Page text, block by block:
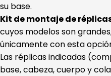
su base.
Kit de montaje de
cuyos modelos son
únicamente con esta
Las réplicas indicadas
base, cabeza, cuerpo y